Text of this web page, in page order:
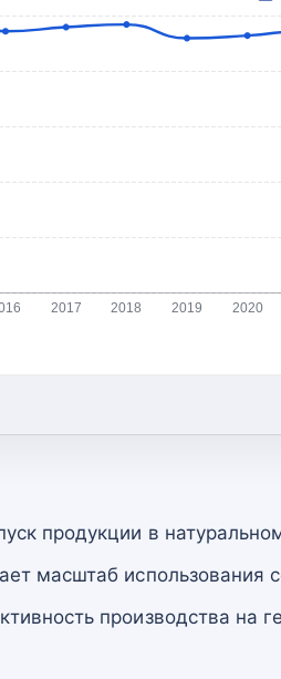
2017 2018 2019 2020
продукции в
масштаб использования
производства на